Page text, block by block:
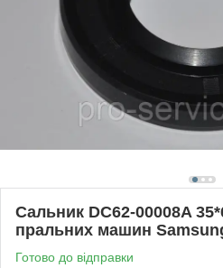
Сальник DC62-00008A
пральних машин
Готово до відправки